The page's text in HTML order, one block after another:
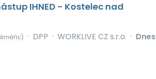
IHNED - Kostelec nad
· DPP · WORKLIVE CZ s.r.o. · Dnes